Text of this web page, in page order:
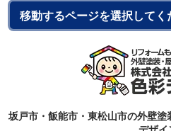
坂戸市・飯能市・東松山市の外壁